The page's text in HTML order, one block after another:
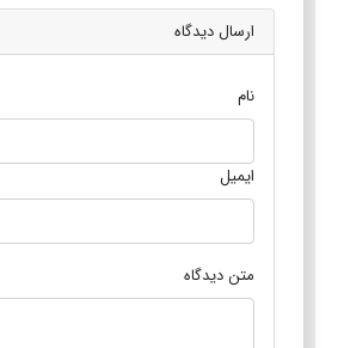
ارسال دیدگاه
نام
ایمیل
متن دیدگاه